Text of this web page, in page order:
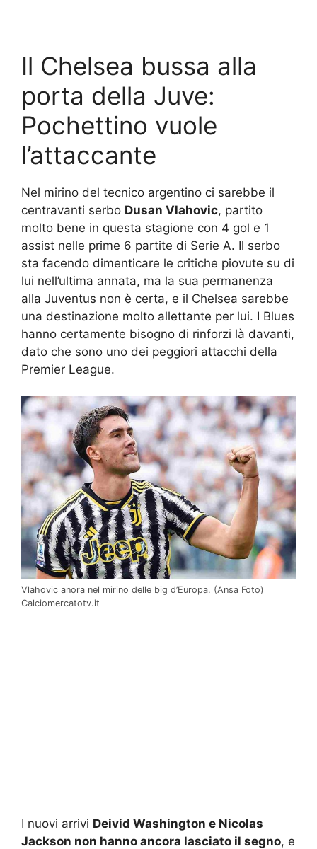
Il Chelsea bussa alla
porta della Juve:
Pochettino vuole
l’attaccante
Nel mirino del tecnico argentino ci sarebbe il
centravanti serbo Dusan Vlahovic, partito
molto bene in questa stagione con 4 gol e 1
assist nelle prime 6 partite di Serie A. Il serbo
sta facendo dimenticare le critiche piovute su di
lui nell’ultima annata, ma la sua permanenza
alla Juventus non è certa, e il Chelsea sarebbe
una destinazione molto allettante per lui. I Blues
hanno certamente bisogno di rinforzi là davanti,
dato che sono uno dei peggiori attacchi della
Premier League.
Vlahovic anora nel mirino delle big d’Europa. (Ansa Foto)
Calciomercatotv.it
I nuovi arrivi Deivid Washington e Nicolas
Jackson non hanno ancora lasciato il segno, e